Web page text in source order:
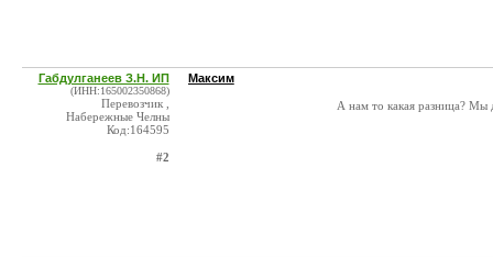
Габдулганеев З.Н. ИП
(ИНН:165002350868)
Перевозчик ,
Набережные Челны
Код:164595
#2
Максим
А нам то какая разница? Мы